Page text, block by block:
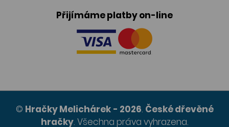
Přijímáme platby on-line
© Hračky Melichárek - 2026. České dřevěné
hračky. Všechna práva vyhrazena.